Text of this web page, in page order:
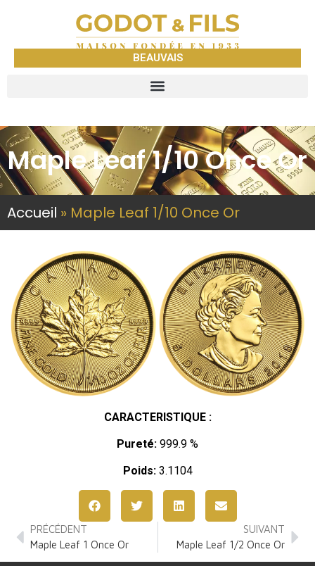
BEAUVAIS
Maple Leaf 1/10 Once Or
Accueil » Maple Leaf 1/10 Once Or
CARACTERISTIQUE :
Pureté: 999.9 %
Poids:3.1104
PRÉCÉDENT
Maple Leaf 1 Once Or
SUIVANT
Maple Leaf 1/2 Once Or